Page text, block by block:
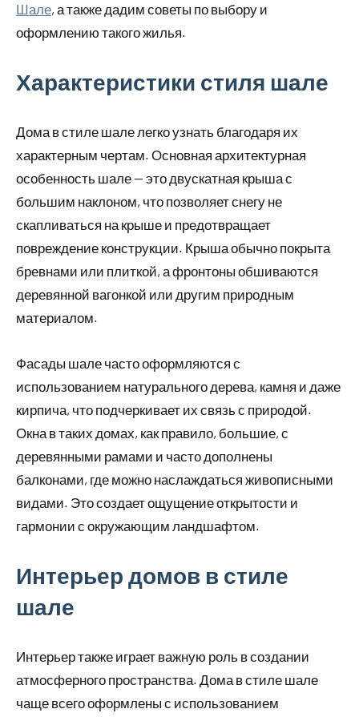
Шале, а также дадим советы по выбору и
оформлению такого жилья.
Характеристики стиля шале
Дома в стиле шале легко узнать благодаря их
характерным чертам. Основная архитектурная
особенность шале — это двускатная крыша с
большим наклоном, что позволяет снегу не
скапливаться на крыше и предотвращает
повреждение конструкции. Крыша обычно покрыта
бревнами или плиткой, а фронтоны обшиваются
деревянной вагонкой или другим природным
материалом.
Фасады шале часто оформляются с
использованием натурального дерева, камня и даже
кирпича, что подчеркивает их связь с природой.
Окна в таких домах, как правило, большие, с
деревянными рамами и часто дополнены
балконами, где можно наслаждаться живописными
видами. Это создает ощущение открытости и
гармонии с окружающим ландшафтом.
Интерьер домов в стиле
шале
Интерьер также играет важную роль в создании
атмосферного пространства. Дома в стиле шале
чаще всего оформлены с использованием